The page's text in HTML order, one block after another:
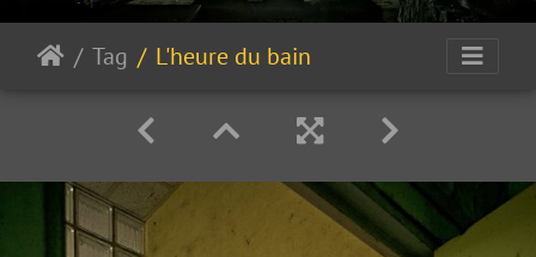
Tag L'heure du bain